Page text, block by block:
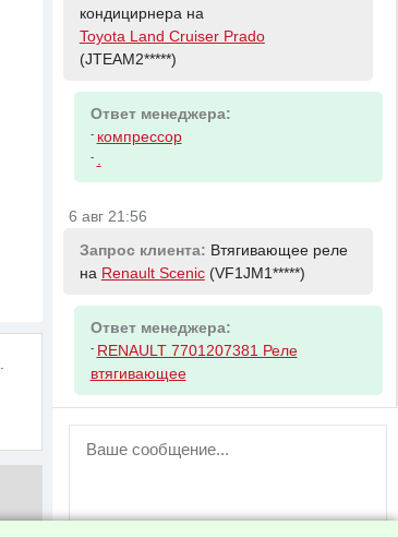
кондицирнера на
Toyota Land Cruiser Prado
(JTEAM2*****)
Ответ менеджера:
- компрессор
-
6 авг 21:56
Запрос клиента: Втягивающее реле
на Renault Scenic(VF1JM1*****)
Ответ менеджера:
- RENAULT 7701207381 Реле
втягивающее
ВНИМАНИЕ!
пользователей временно отключена!